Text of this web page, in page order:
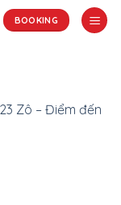
BOOKING
Zô – Điểm đến